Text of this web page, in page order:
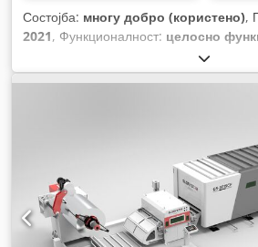
Состојба: многу добро (користено),
2021, Функционалност: целосно